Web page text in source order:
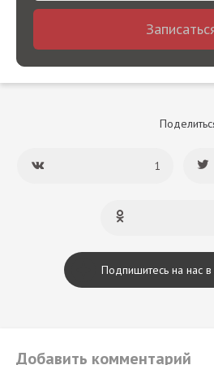
1
Подпишитесь на нас
Добавить комментарий